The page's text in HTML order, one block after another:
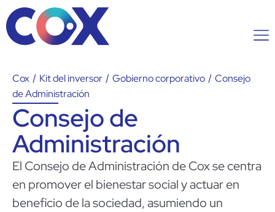
Cox / Kit del inversor / Gobierno corporativo / Consejo
de Administración
Consejo de
Administración
El Consejo de Administración de Cox se centra
en promover el bienestar social y actuar en
beneficio de la sociedad, asumiendo un